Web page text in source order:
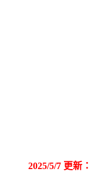
2025/5/7 更新：